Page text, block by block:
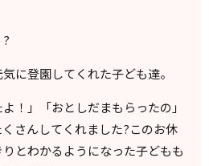
に登園してくれた子ども達。
！」「おとしだまもらったの」
さんしてくれました?このお休
とわかるようになった子どもも